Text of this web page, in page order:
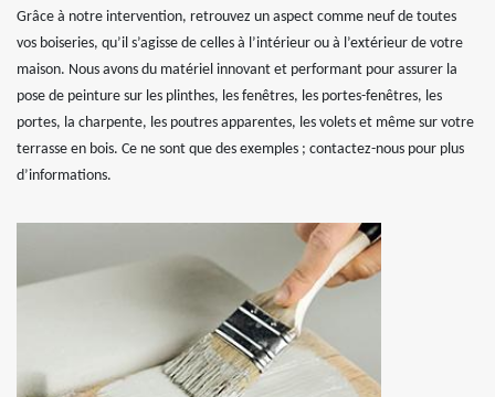
Grâce à notre intervention, retrouvez un aspect comme neuf de toutes
vos boiseries, qu’il s’agisse de celles à l’intérieur ou à l’extérieur de votre
maison. Nous avons du matériel innovant et performant pour assurer la
pose de peinture sur les plinthes, les fenêtres, les portes-fenêtres, les
portes, la charpente, les poutres apparentes, les volets et même sur votre
terrasse en bois. Ce ne sont que des exemples ; contactez-nous pour plus
d’informations.